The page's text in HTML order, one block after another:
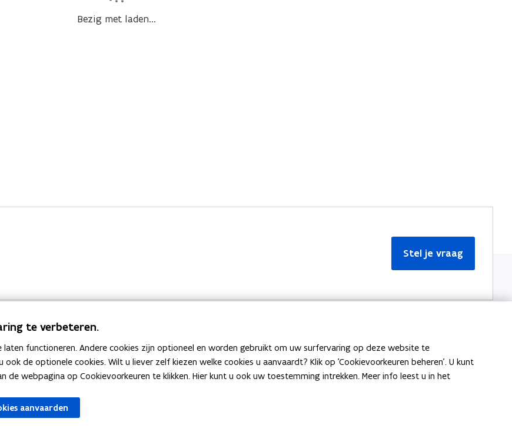
Bezig met laden...
Stel je vraag
Bekijk ook Meer informatie
Over Team Taaladvies
te verbeteren.
functioneren. Andere cookies zijn optioneel en worden gebruikt om uw surfervaring op deze website te
de optionele cookies. Wilt u liever zelf kiezen welke cookies u aanvaardt? Klik op 'Cookievoorkeuren beheren'. U kunt
de webpagina op Cookievoorkeuren te klikken. Hier kunt u ook uw toestemming intrekken. Meer info leest u in het
aanvaarden